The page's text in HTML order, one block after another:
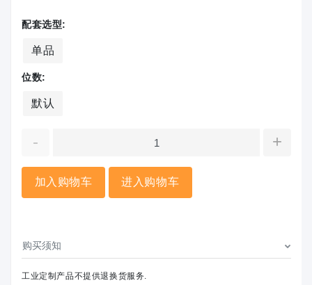
配套选型:
单品
位数:
默认
- +
加入购物车 进入购物车
购买须知
工业定制产品不提供退换货服务.